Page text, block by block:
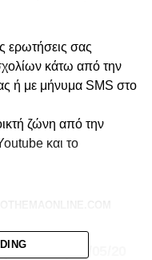
ερωτήσεις σας
κάτω από την
ή με μήνυμα SMS στο
ζώνη από την
και το
| 25/05/20